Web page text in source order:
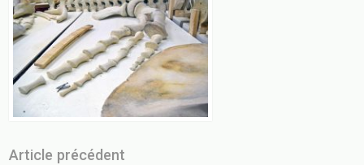
Article précédent